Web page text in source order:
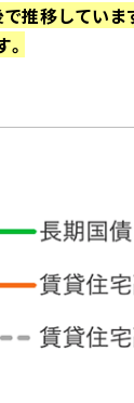
推移してい